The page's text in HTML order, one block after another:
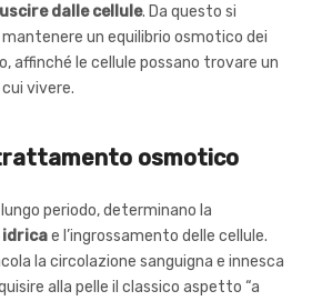
dalle cellule. Da questo si
un equilibrio osmotico dei
affinché le cellule possano trovare un
vivere.
osmotico
periodo, determinano la
idricae l’ingrossamento delle cellule.
la circolazione sanguigna e innesca
alla pelle il classico aspetto “a